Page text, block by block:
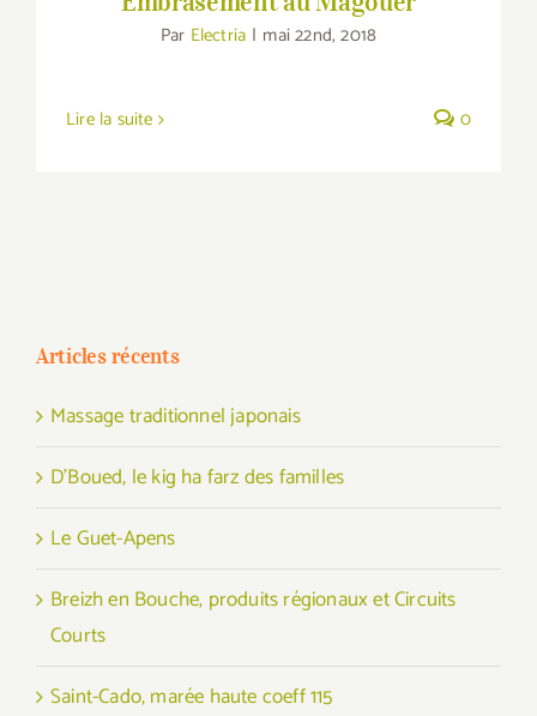
Par Electria | mai 22nd, 2018
Lire la suite 0
Articles récents
Massage traditionnel japonais
D’Boued, le kig ha farz des familles
Le Guet-Apens
Breizh en Bouche, produits régionaux et Circuits
Courts
Saint-Cado, marée haute coeff 115